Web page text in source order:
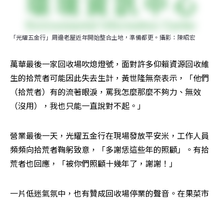
「光耀五金行」周邊老屋近年開始整合土地，準備都更。攝影：陳昭宏
萬華最後一家回收場吹熄燈號，面對許多仰賴資源回收維
生的拾荒者可能因此失去生計，黃世隆無奈表示，「他們
（拾荒者）有的流著眼淚，罵我怎麼那麼不夠力、無效
（沒用），我也只能一直說對不起。」
營業最後一天，光耀五金行在現場發放平安米，工作人員
頻頻向拾荒者鞠躬致意，「多謝恁這些年的照顧」。有拾
荒者也回應，「被你們照顧十幾年了，謝謝！」
一片低迷氣氛中，也有贊成回收場停業的聲音。在果菜市